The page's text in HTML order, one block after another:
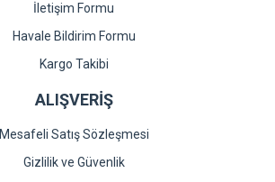
Gönder
İletişim Formu
Havale Bildirim Formu
Kargo Takibi
ALIŞVERİŞ
Mesafeli Satış Sözleşmesi
Gizlilik ve Güvenlik